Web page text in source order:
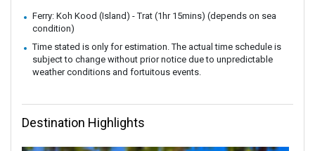
Ferry: Koh Kood (Island) - Trat (1hr 15mins) (depends on sea
condition)
Time stated is only for estimation. The actual time schedule is
subject to change without prior notice due to unpredictable
weather conditions and fortuitous events.
Destination Highlights